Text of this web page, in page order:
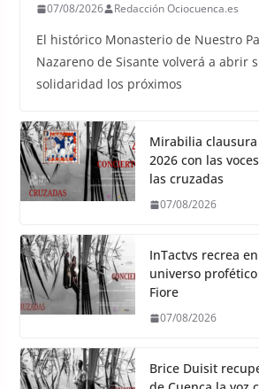
07/08/2026 Redacción Ociocuenca.es
El histórico Monasterio de Nuestro
Nazareno de Sisante volverá a abrir
solidaridad los próximos
Mirabilia
2026 con las
las cruzadas
07/08/2026
InTactvs recrea
universo
Fiore
07/08/2026
Brice Duisit